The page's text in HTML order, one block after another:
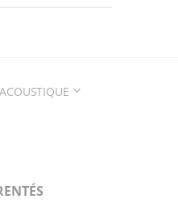
ACOUSTIQUE